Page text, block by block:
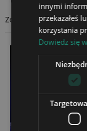
Zobacz także
innymi
przekazałeś
korzystania
Dowiedz się